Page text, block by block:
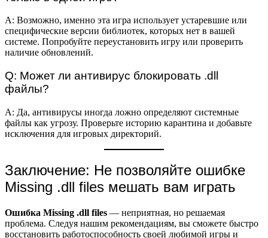
A: Возможно, именно эта игра использует устаревшие или
специфические версии библиотек, которых нет в вашей
системе. Попробуйте переустановить игру или проверить
наличие обновлений.
Q: Может ли антивирус блокировать .dll
файлы?
A: Да, антивирусы иногда ложно определяют системные
файлы как угрозу. Проверьте историю карантина и добавьте
исключения для игровых директорий.
Заключение: Не позволяйте ошибке
Missing .dll files мешать вам играть
Ошибка Missing .dll files — неприятная, но решаемая
проблема. Следуя нашим рекомендациям, вы сможете быстро
восстановить работоспособность своей любимой игры и